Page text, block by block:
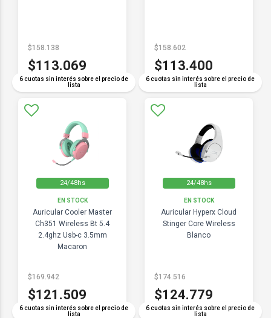
6 cuotas sin interés sobre el precio de
lista
$158.138
$113.069
6 cuotas sin interés sobre el precio de
lista
$158.602
$113.400
24/48hs
EN STOCK
Auricular Cooler Master
Ch351 Wireless Bt 5.4
2.4ghz Usb-c 3.5mm
Macaron
6 cuotas sin interés sobre el precio de
lista
$169.942
$121.509
24/48hs
EN STOCK
Auricular Hyperx Cloud
Stinger Core Wireless
Blanco
6 cuotas sin interés sobre el precio de
lista
$174.516
$124.779